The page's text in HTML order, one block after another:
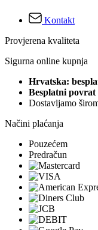
Kontakt
Provjerena kvaliteta
Sigurna online kupnja
Hrvatska:
Besplatni povrat
Dostavljamo
Načini plaćanja
Pouzećem
Predračun